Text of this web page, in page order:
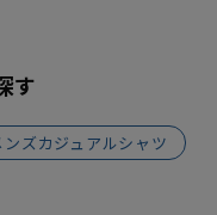
す
ンズカジュアルシャツ